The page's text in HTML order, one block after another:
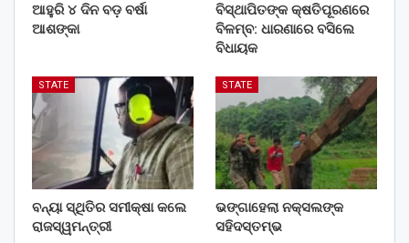
ଆହୁରି ୪ ଦିନ ବଡ଼ ବର୍ଷା
ଆଶଙ୍କା
ବିସ୍ଥାପିତଙ୍କ କ୍ଷତିପୂରଣରେ
ବିଳମ୍ବ: ଧାରଣାରେ ବସିଲେ
ବିଧାୟକ
STATE
ବନ୍ୟା ସ୍ଥିତିର ସମୀକ୍ଷା କଲେ
ରାଜସ୍ୱମନ୍ତ୍ରୀ
STATE
ଭଙ୍ଗାହେଲା ନକ୍ସଲଙ୍କ
ସହିଦସ୍ତମ୍ଭ